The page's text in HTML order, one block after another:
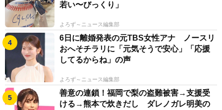
若い〜びっくり」
よろず～ニュース編集部
6日に離婚発表の元TBS女性アナ ノースリ
おへそチラリに「元気そうで安心」「応援
してるからね」の声
よろず～ニュース編集部
善意の連鎖！福岡で梨の盗難被害→支援受
ける→熊本で炊きだし ダレノガレ明美の